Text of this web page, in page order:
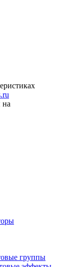
на
группы